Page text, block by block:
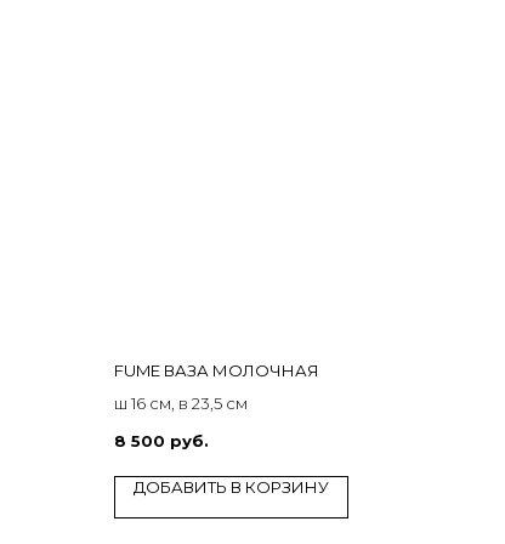
FUME ВАЗА МОЛОЧНАЯ
ш 16 см, в 23,5 см
8 500 руб.
ДОБАВИТЬ В КОРЗИНУ